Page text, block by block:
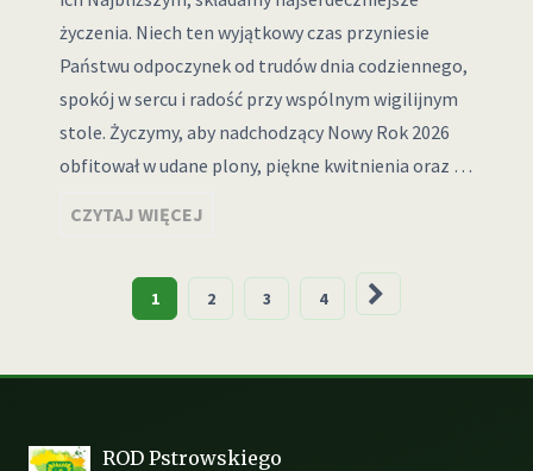
życzenia. Niech ten wyjątkowy czas przyniesie
Państwu odpoczynek od trudów dnia codziennego,
spokój w sercu i radość przy wspólnym wigilijnym
stole. Życzymy, aby nadchodzący Nowy Rok 2026
obfitował w udane plony, piękne kwitnienia oraz …
CZYTAJ WIĘCEJ
Stronicowanie
1 2 3 4
ROD Pstrowskiego